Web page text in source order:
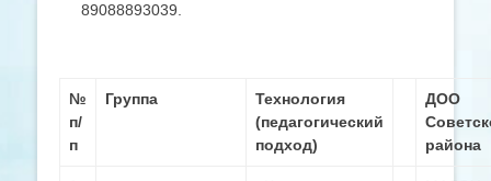
89088893039.
№
п/
п
Группа
Технология
(педагогический
подход)
ДОО
района